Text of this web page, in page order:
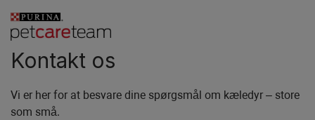
Kontakt os
Vi er her for at besvare dine spørgsmål om kæledyr – store
som små.